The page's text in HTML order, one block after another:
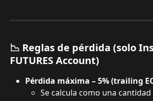
📉 Reglas de pérdida (solo
FUTURES Account)
Pérdida máxima – 5% (trailing
Se calcula como una